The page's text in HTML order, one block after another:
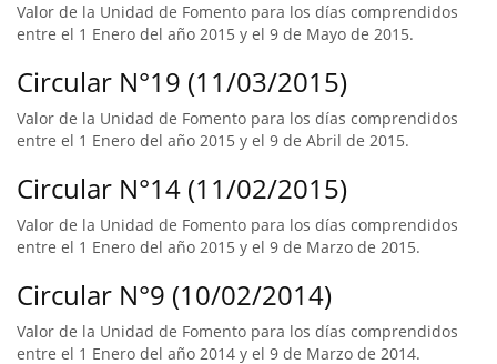
Valor de la Unidad de Fomento para los días comprendidos
entre el 1 Enero del año 2015 y el 9 de Mayo de 2015.
Circular N°19 (11/03/2015)
Valor de la Unidad de Fomento para los días comprendidos
entre el 1 Enero del año 2015 y el 9 de Abril de 2015.
Circular N°14 (11/02/2015)
Valor de la Unidad de Fomento para los días comprendidos
entre el 1 Enero del año 2015 y el 9 de Marzo de 2015.
Circular N°9 (10/02/2014)
Valor de la Unidad de Fomento para los días comprendidos
entre el 1 Enero del año 2014 y el 9 de Marzo de 2014.